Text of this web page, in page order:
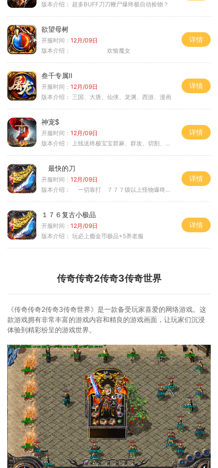
版本介绍： 超多BUFF刀刀鞭尸爆终极自动捡物？
欲望母树
开服时间： 12月/09日
版本介绍：
欢愉魔女
详情
叁千专属II
开服时间： 12月/09日
版本介绍： 三国、大唐、仙侠、龙渊、西游、漫画
详情
神宠$
开服时间： 12月/09日
版本介绍：
上线送终极宝宝群麻、群攻、切割、吸血
详情
最快的刀
开服时间： 12月/09日
版本介绍：
一切靠打 ７７７级以上怪物爆终极
详情
１７６复古小极品
开服时间： 12月/09日
版本介绍： 玩必上瘾金币极品+5养老服
详情
传奇传奇2传奇3传奇世界
《传奇传奇2传奇3传奇世界》是一款备受玩家喜爱的网络游戏。这
款游戏拥有非常丰富的游戏内容和精良的游戏画面，让玩家们沉浸
体验到精彩纷呈的游戏世界。